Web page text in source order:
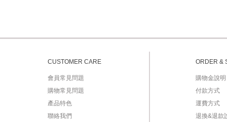
CUSTOMER CARE
會員常見問題
購物常見問題
產品特色
聯絡我們
ORDER &
購物金說明
付款方式
運費方式
退換&退款